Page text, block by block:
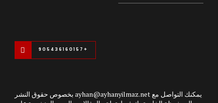
+905436160157
يمكنك التواصل مع ayhan@ayhanyilmaz.net بخصوص حقوق النشر